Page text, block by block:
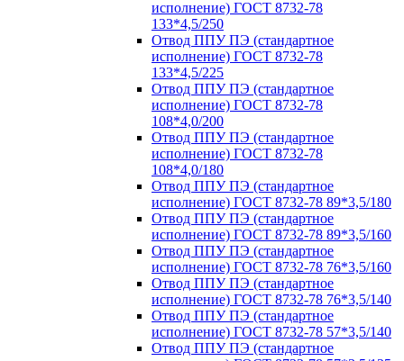
исполнение) ГОСТ 8732-78
133*4,5/250
Отвод ППУ ПЭ (стандартное
исполнение) ГОСТ 8732-78
133*4,5/225
Отвод ППУ ПЭ (стандартное
исполнение) ГОСТ 8732-78
108*4,0/200
Отвод ППУ ПЭ (стандартное
исполнение) ГОСТ 8732-78
108*4,0/180
Отвод ППУ ПЭ (стандартное
исполнение) ГОСТ 8732-78 89*3,5/180
Отвод ППУ ПЭ (стандартное
исполнение) ГОСТ 8732-78 89*3,5/160
Отвод ППУ ПЭ (стандартное
исполнение) ГОСТ 8732-78 76*3,5/160
Отвод ППУ ПЭ (стандартное
исполнение) ГОСТ 8732-78 76*3,5/140
Отвод ППУ ПЭ (стандартное
исполнение) ГОСТ 8732-78 57*3,5/140
Отвод ППУ ПЭ (стандартное